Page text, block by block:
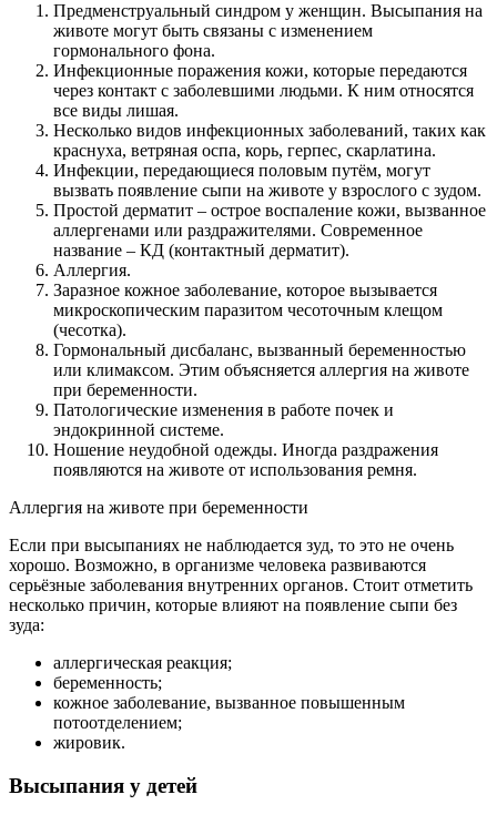
Предменструальный синдром у женщин. Высыпания на
животе могут быть связаны с изменением
гормонального фона.
Инфекционные поражения кожи, которые передаются
через контакт с заболевшими людьми. К ним относятся
все виды лишая.
Несколько видов инфекционных заболеваний, таких как
краснуха, ветряная оспа, корь, герпес, скарлатина.
Инфекции, передающиеся половым путём, могут
вызвать появление сыпи на животе у взрослого с зудом.
Простой дерматит – острое воспаление кожи, вызванное
аллергенами или раздражителями. Современное
название – КД (контактный дерматит).
Аллергия.
Заразное кожное заболевание, которое вызывается
микроскопическим паразитом чесоточным клещом
(чесотка).
Гормональный дисбаланс, вызванный беременностью
или климаксом. Этим объясняется аллергия на животе
при беременности.
Патологические изменения в работе почек и
эндокринной системе.
Ношение неудобной одежды. Иногда раздражения
появляются на животе от использования ремня.
Аллергия на животе при беременности
Если при высыпаниях не наблюдается зуд, то это не очень
хорошо. Возможно, в организме человека развиваются
серьёзные заболевания внутренних органов. Стоит отметить
несколько причин, которые влияют на появление сыпи без
зуда:
аллергическая реакция;
беременность;
кожное заболевание, вызванное повышенным
потоотделением;
жировик.
Высыпания у детей